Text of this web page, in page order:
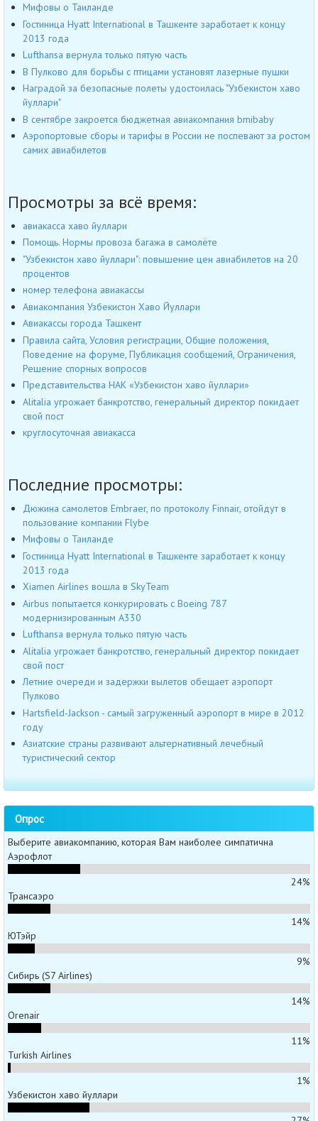
Мифовы о Таиланде
Гостиница Hyatt International в Ташкенте заработает к концу
2013 года
Lufthansa вернула только пятую часть
В Пулково для борьбы с птицами установят лазерные пушки
Наградой за безопасные полеты удостоилась "Узбекистон хаво
йуллари"
В сентябре закроется бюджетная авиакомпания bmibaby
Аэропортовые сборы и тарифы в России не поспевают за ростом
самих авиабилетов
Просмотры за всё время:
авиакасса хаво йуллари
Помощь. Нормы провоза багажа в самолёте
"Узбекистон хаво йуллари": повышение цен авиабилетов на 20
процентов
номер телефона авиакассы
Авиакомпания Узбекистон Хаво Йуллари
Авиакассы города Ташкент
Правила сайта, Условия регистрации, Общие положения,
Поведение на форуме, Публикация сообщений, Ограничения,
Решение спорных вопросов
Представительства НАК «Узбекистон хаво йуллари»
Alitalia угрожает банкротство, генеральный директор покидает
свой пост
круглосуточная авиакасса
Последние просмотры:
Дюжина самолетов Embraer, по протоколу Finnair, отойдут в
пользование компании Flybe
Мифовы о Таиланде
Гостиница Hyatt International в Ташкенте заработает к концу
2013 года
Xiamen Airlines вошла в SkyTeam
Airbus попытается конкурировать с Boeing 787
модернизированным A330
Lufthansa вернула только пятую часть
Alitalia угрожает банкротство, генеральный директор покидает
свой пост
Летние очереди и задержки вылетов обещает аэропорт
Пулково
Hartsfield-Jackson - самый загруженный аэропорт в мире в 2012
году
Азиатские страны развивают альтернативный лечебный
туристический сектор
Опрос
Выберите авиакомпанию, которая Вам наиболее симпатична
Аэрофлот
24%
Трансаэро
14%
ЮТэйр
9%
Сибирь (S7 Airlines)
14%
Orenair
11%
Turkish Airlines
1%
Узбекистон хаво йуллари